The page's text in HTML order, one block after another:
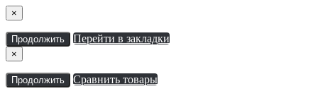
×
Продолжить Перейти в закладки
×
Продолжить Сравнить товары